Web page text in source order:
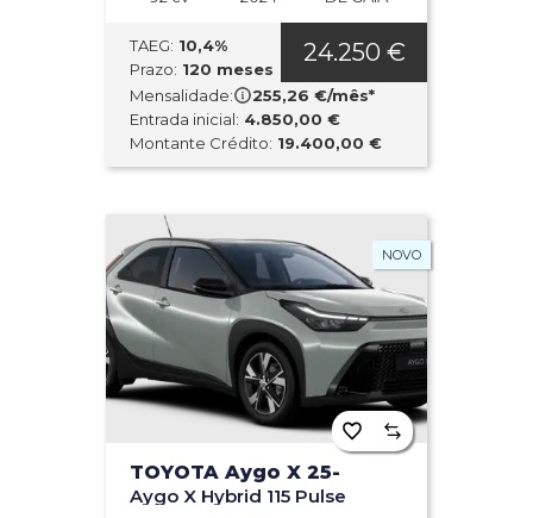
TAEG: 10,4%
Prazo: 120 meses
Mensalidade:
255,26 €/mês*
Entrada inicial: 4.850,00 €
Montante Crédito: 19.400,00 €
24.250 €
NOVO
TOYOTA Aygo X 25-
Aygo X Hybrid 115 Pulse